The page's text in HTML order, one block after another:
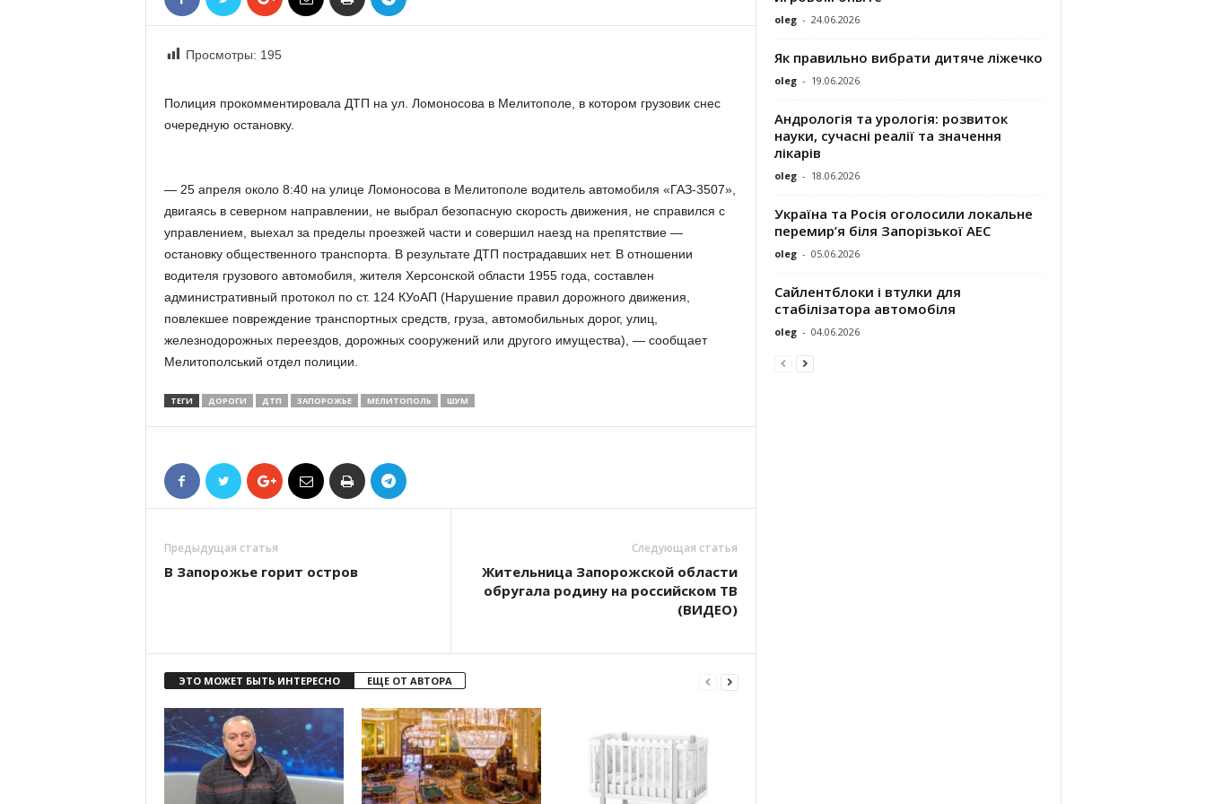
Просмотры: 195
Полиция прокомментировала ДТП на ул. Ломоносова в Мелитополе, в котором грузовик снес
очередную остановку.
— 25 апреля около 8:40 на улице Ломоносова в Мелитополе водитель автомобиля «ГАЗ-3507»,
двигаясь в северном направлении, не выбрал безопасную скорость движения, не справился с
управлением, выехал за пределы проезжей части и совершил наезд на препятствие —
остановку общественного транспорта. В результате ДТП пострадавших нет. В отношении
водителя грузового автомобиля, жителя Херсонской области 1955 года, составлен
административный протокол по ст. 124 КУоАП (Нарушение правил дорожного движения,
повлекшее повреждение транспортных средств, груза, автомобильных дорог, улиц,
железнодорожных переездов, дорожных сооружений или другого имущества), — сообщает
Мелитополський отдел полиции.
ТЕГИ ДОРОГИ ДТП ЗАПОРОЖЬЕ МЕЛИТОПОЛЬ ШУМ
Предыдущая статья
В Запорожье горит остров
Следующая статья
Жительница Запорожской области
обругала родину на российском ТВ
(ВИДЕО)
ЭТО МОЖЕТ БЫТЬ ИНТЕРЕСНО ЕЩЕ ОТ АВТОРА
oleg - 24.06.2026
Як правильно вибрати дитяче ліжечко
oleg - 19.06.2026
Андрологія та урологія: розвиток
науки, сучасні реалії та значення
лікарів
oleg - 18.06.2026
Україна та Росія оголосили локальне
перемир’я біля Запорізької АЕС
oleg - 05.06.2026
Сайлентблоки і втулки для
стабілізатора автомобіля
oleg - 04.06.2026